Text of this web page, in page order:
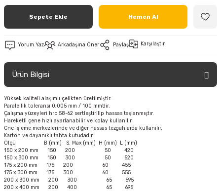
Sepete Ekle Hemen Al
Yorum Yaz Arkadaşına Öner Paylaş Karşılaştır
Ürün Bilgisi
Yüksek kaliteli alaşımlı çelikten üretilmiştir.
Paralellik toleransı 0,005 mm / 100 mm’dir.
Çalışma yüzeyleri hrc 58-62 sertleştirilip hassas taşlanmıştır.
Hareketli çene hızlı ayarlanabilir ve kolay kullanılır.
Cnc işleme merkezlerinde ve diğer hassas tezgahlarda kullanılır.
Karton ve dayanıklı tahta kutudadır
Ölçü B (mm) S. Max (mm) H (mm) L (mm)
150 x 200 mm 150 200 50 420
150 x 300 mm 150 300 50 520
175 x 200 mm 175 200 60 455
175 x 300 mm 175 300 60 555
200 x 300 mm 200 300 65 595
200 x 400 mm 200 400 65 695